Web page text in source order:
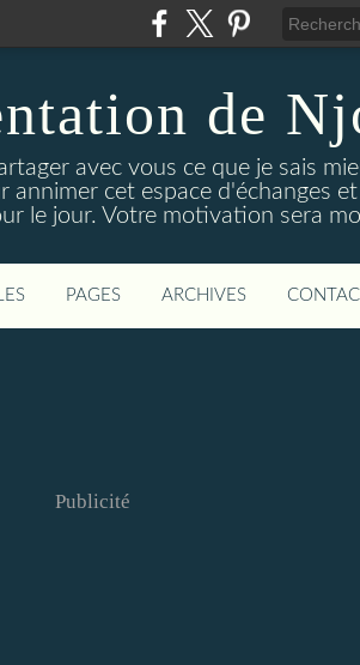
de
avec vous ce que je sais
annimer cet espace d'échanges
le jour. Votre motivation sera
PAGES ARCHIVES
Publicité